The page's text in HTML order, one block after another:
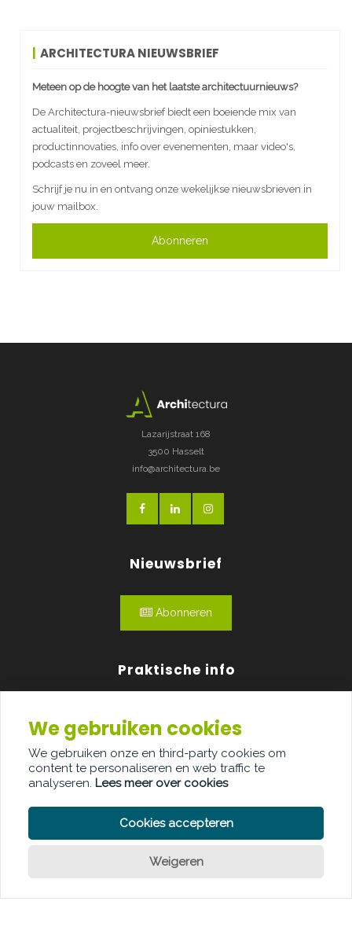
ARCHITECTURA NIEUWSBRIEF
Meteen op de hoogte van het laatste architectuurnieuws?
De Architectura-nieuwsbrief biedt een boeiende mix van
actualiteit, projectbeschrijvingen, opiniestukken,
productinnovaties, info over evenementen, maar video's,
podcasts en zoveel meer.
Schrijf je nu in en ontvang onze wekelijkse nieuwsbrieven in
jouw mailbox.
Abonneren
Lazarijstraat 168
3500 Hasselt
info@architectura.be
Nieuwsbrief
Abonneren
Praktische info
Over ons
Adverteren
Contact
We gebruiken cookies
We gebruiken onze en third-party cookies om
content te personaliseren en web traffic te
analyseren. Lees meer over cookies
Cookies accepteren
Weigeren